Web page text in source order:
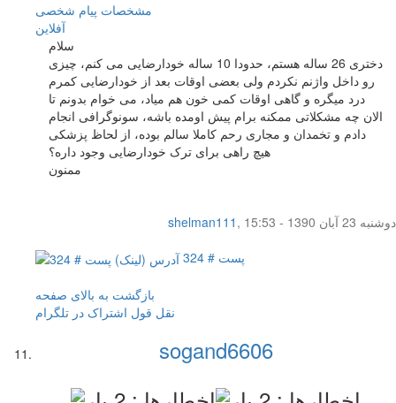
مشخصات پیام شخصی
آفلاين
سلام
دختری 26 ساله هستم، حدودا 10 ساله خودارضایی می کنم، چیزی
رو داخل واژنم نکردم ولی بعضی اوقات بعد از خودارضایی کمرم
درد میگره و گاهی اوقات کمی خون هم میاد، می خوام بدونم تا
الان چه مشکلاتی ممکنه برام پیش اومده باشه، سونوگرافی انجام
دادم و تخمدان و مجاری رحم کاملا سالم بوده، از لحاظ پزشکی
هیچ راهی برای ترک خودارضایی وجود داره؟
ممنون
shelman111 ,
دوشنبه 23 آبان 1390 - 15:53
پست # 324
بازگشت به بالای صفحه
نقل قول اشتراک در تلگرام
sogand6606